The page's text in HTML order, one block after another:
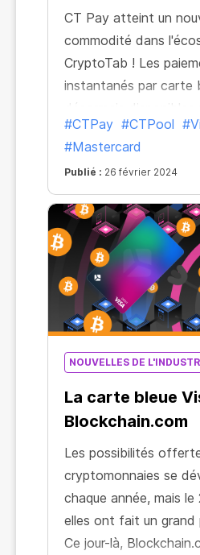
CT Pay atteint un
commodité dans
CryptoTab ! Les
instantanés par carte
désormais disponibles
produits grâce à CT
plus besoin de
portefeuille de
d'échanger des
des transactions par
désormais, il est aussi
que d'aller au
différence du
génère des revenus
#CTPay #CTPool
#Mastercard
Publié : 26 février 2024
NOUVELLES DE
La carte bleue
Blockchain.com
Les possibilités
cryptomonnaies se
chaque année, mais
elles ont fait un grand
Ce jour-là,